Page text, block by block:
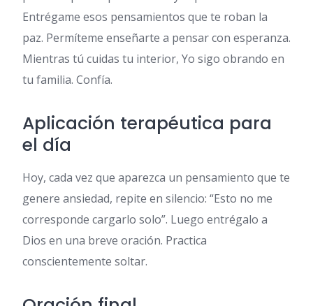
Entrégame esos pensamientos que te roban la
paz. Permíteme enseñarte a pensar con esperanza.
Mientras tú cuidas tu interior, Yo sigo obrando en
tu familia. Confía.
Aplicación terapéutica para
el día
Hoy, cada vez que aparezca un pensamiento que te
genere ansiedad, repite en silencio: “Esto no me
corresponde cargarlo solo”. Luego entrégalo a
Dios en una breve oración. Practica
conscientemente soltar.